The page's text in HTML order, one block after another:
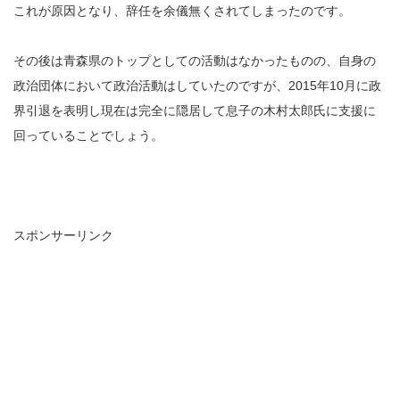
これが原因となり、辞任を余儀無くされてしまったのです。
その後は青森県のトップとしての活動はなかったものの、自身の
政治団体において政治活動はしていたのですが、2015年10月に政
界引退を表明し現在は完全に隠居して息子の木村太郎氏に支援に
回っていることでしょう。
スポンサーリンク